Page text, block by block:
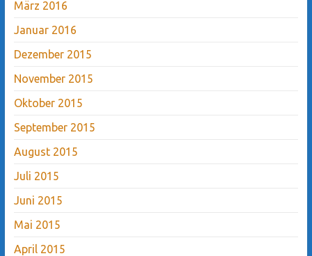
März 2016
Januar 2016
Dezember 2015
November 2015
Oktober 2015
September 2015
August 2015
Juli 2015
Juni 2015
Mai 2015
April 2015